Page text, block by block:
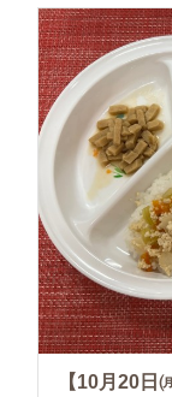
【10月20日